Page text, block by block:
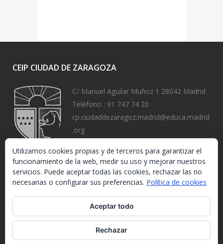
CEIP CIUDAD DE ZARAGOZA
C/ Manuel Aguilar Muñoz 1 28042 Madrid
Teléfono : 91 747 74 20
cp.ciudaddezaragoz.madrid@educa.madrid
.org
Utilizamos cookies propias y de terceros para garantizar el
funcionamiento de la web, medir su uso y mejorar nuestros
servicios. Puede aceptar todas las cookies, rechazar las no
necesarias o configurar sus preferencias. Política de cookies
Aceptar todo
Rechazar